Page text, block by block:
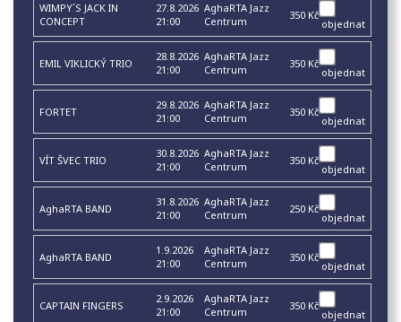
WIMPY´S JACK IN
CONCEPT
27.8.2026
21:00
AghaRTA Jazz
Centrum
350 Kč
objednat
EMIL VIKLICKÝ TRIO
28.8.2026
21:00
AghaRTA Jazz
Centrum
350 Kč
objednat
FORTET
29.8.2026
21:00
AghaRTA Jazz
Centrum
350 Kč
objednat
VÍT ŠVEC TRIO
30.8.2026
21:00
AghaRTA Jazz
Centrum
350 Kč
objednat
AghaRTA BAND
31.8.2026
21:00
AghaRTA Jazz
Centrum
250 Kč
objednat
AghaRTA BAND
1.9.2026
21:00
AghaRTA Jazz
Centrum
350 Kč
objednat
CAPTAIN FINGERS
2.9.2026
21:00
AghaRTA Jazz
Centrum
350 Kč
objednat